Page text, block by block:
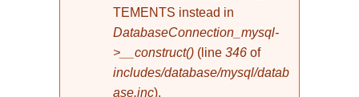
TEMENTS instead in
DatabaseConnection_mysql-
>__construct() (line 346 of
includes/database/mysql/datab
ase.inc).